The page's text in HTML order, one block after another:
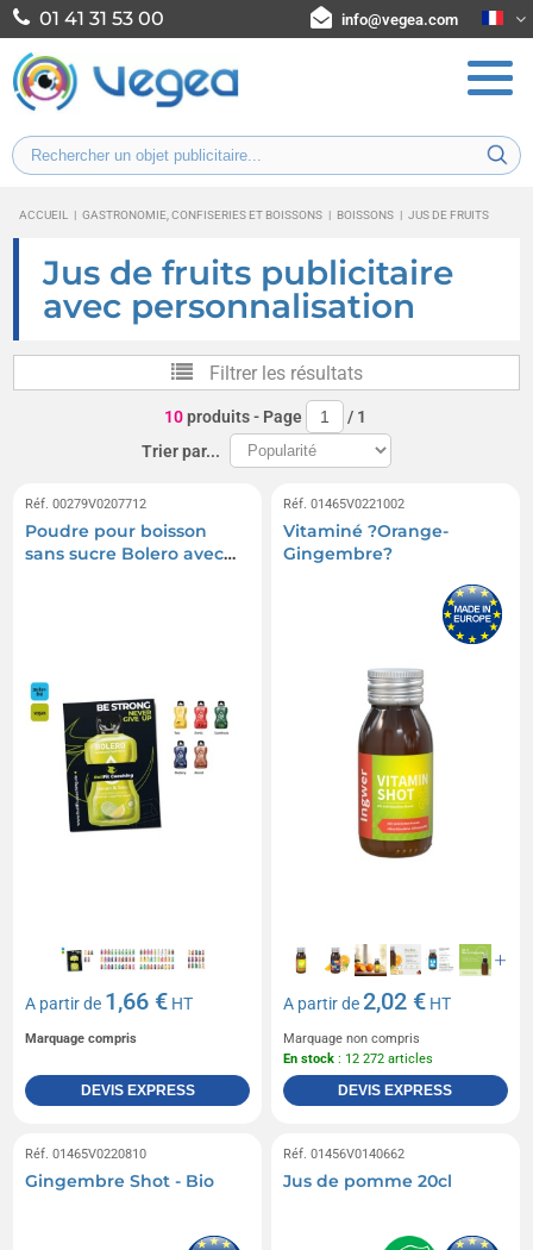
01 41 31 53 00 info@vegea.com
ACCUEIL | GASTRONOMIE, CONFISERIES ET BOISSONS | BOISSONS | JUS DE FRUITS
Jus de fruits publicitaire
avec personnalisation
Filtrer les résultats
10produits- Page / 1
Trier par...
Réf. 00279V0207712
Poudre pour boisson
sans sucre Bolero avec
A partir de 1,66 € HT
Marquage compris
DEVIS EXPRESS
Réf. 01465V0221002
Vitaminé ?Orange-
Gingembre?
A partir de2,02 € HT
Marquage non compris
En stock : 12 272 articles
DEVIS EXPRESS
Réf. 01465V0220810
Gingembre Shot - Bio
Réf. 01456V0140662
Jus de pomme 20cl